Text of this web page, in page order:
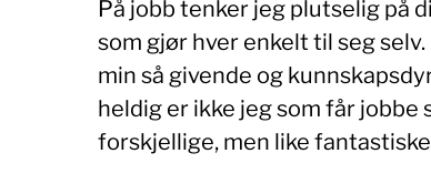
På jobb tenker jeg plutselig på
som gjør hver enkelt til seg
min så givende og
heldig er ikke jeg som får jobbe
forskjellige, men like